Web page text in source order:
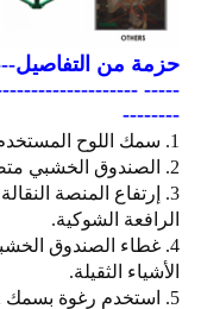
حزمة من التفاصيل
------------
--------
1. سمك اللوح المستخدم في الصندوق الخشبي هو 15mm-20mm.
2. الصندوق الخشبي متصل بصفيحة حديدية حوله.
الرافعة الشوكية.
4. غطاء الصندوق
الأشياء الثقيلة.
5. استخدم رغوة بسمك 2 سم داخل الصندوق.